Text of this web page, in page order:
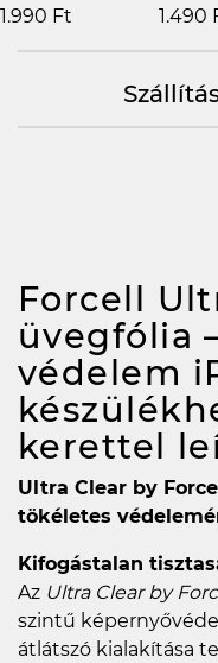
1.990 Ft 1.490
Forcell
üvegfólia
védelem
kerettel
Ultra Clear by
tökéletes
Kifogástalan
Az Ultra Clear by
szintű
átlátszó kialakítása